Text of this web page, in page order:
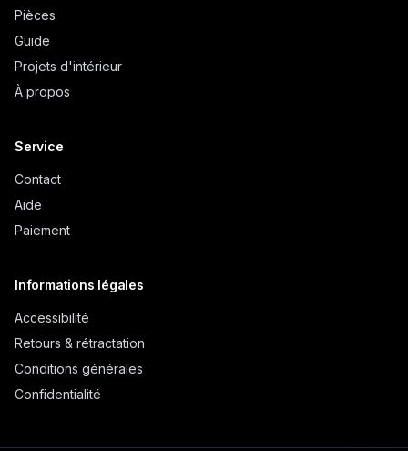
Pièces
Guide
Projets d'intérieur
À propos
Service
Contact
Aide
Paiement
Informations légales
Accessibilité
Retours & rétractation
Conditions générales
Confidentialité